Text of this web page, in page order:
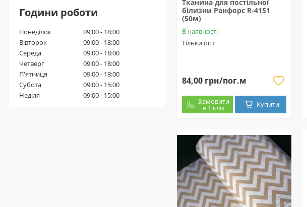
Тканина для постільної
білизни Ранфорс R-4151
(50м)
В наявності
Тільки опт
84,00 грн/пог.м
Замовити
в 1 клік Купити
Години роботи
Понеділок
09:00 - 18:00
Вівторок
09:00 - 18:00
Середа
09:00 - 18:00
Четверг
09:00 - 18:00
П'ятниця
09:00 - 18:00
Субота
09:00 - 15:00
Неділя
09:00 - 15:00